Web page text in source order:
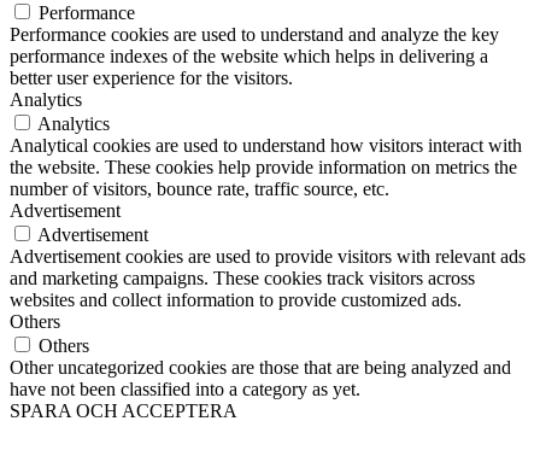
Performance
Performance cookies are used to understand and analyze the key
performance indexes of the website which helps in delivering a
better user experience for the visitors.
Analytics
Analytics
Analytical cookies are used to understand how visitors interact with
the website. These cookies help provide information on metrics the
number of visitors, bounce rate, traffic source, etc.
Advertisement
Advertisement
Advertisement cookies are used to provide visitors with relevant ads
and marketing campaigns. These cookies track visitors across
websites and collect information to provide customized ads.
Others
Others
Other uncategorized cookies are those that are being analyzed and
have not been classified into a category as yet.
SPARA OCH ACCEPTERA